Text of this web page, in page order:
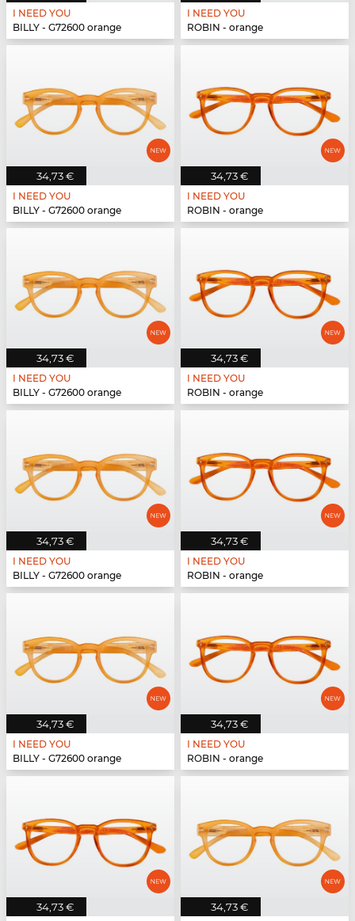
I NEED YOU
BILLY - G72600 orange
I NEED YOU
ROBIN - orange
34,73 €
I NEED YOU
BILLY - G72600 orange
34,73 €
I NEED YOU
ROBIN - orange
34,73 €
I NEED YOU
BILLY - G72600 orange
34,73 €
I NEED YOU
ROBIN - orange
34,73 €
I NEED YOU
BILLY - G72600 orange
34,73 €
I NEED YOU
ROBIN - orange
34,73 €
I NEED YOU
BILLY - G72600 orange
34,73 €
I NEED YOU
ROBIN - orange
34,73 € 34,73 €